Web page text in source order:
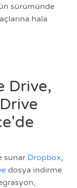
sürümünde
hala
Drive,
sunar Dropbox,
dosya indirme